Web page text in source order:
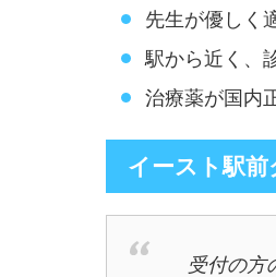
先生が優しく
駅から近く、
治療薬が国内
イースト駅
受付の方